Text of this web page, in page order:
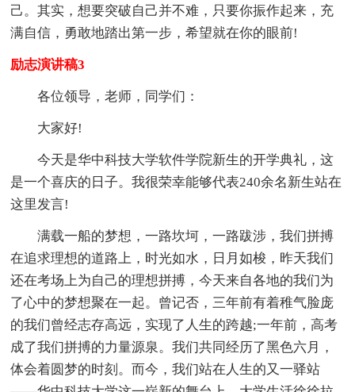
己。其实，想要突破自己并不难，只要你振作起来，充
满自信，勇敢地踏出第一步，希望就在你的眼前!
励志演讲稿3
各位领导，老师，同学们：
大家好!
今天是华中科技大学软件学院新生的开学典礼，这
是一个喜庆的日子。我很荣幸能够代表240余名新生站在
这里发言!
满载一船的梦想，一路坎坷，一路跋涉，我们拼搏
在追求理想的道路上，时光如水，日月如梭，昨天我们
还在考场上为自己的理想拼搏，今天来自各地的我们为
了心中的梦想聚在一起。曾记否，三年前有着稚气脸庞
的我们曾经志存高远，实现了人生的跨越;一年前，高考
成了我们拼搏的力量源泉。我们共同经历了黑色六月，
体会着圆梦的时刻。而今，我们站在人生的又一驿站